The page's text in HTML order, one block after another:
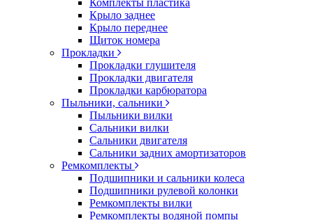
Комплекты пластика
Крыло заднее
Крыло переднее
Щиток номера
Прокладки
Прокладки глушителя
Прокладки двигателя
Прокладки карбюратора
Пыльники, сальники
Пыльники вилки
Сальники вилки
Сальники двигателя
Сальники задних амортизаторов
Ремкомплекты
Подшипники и сальники колеса
Подшипники рулевой колонки
Ремкомплекты вилки
Ремкомплекты водяной помпы